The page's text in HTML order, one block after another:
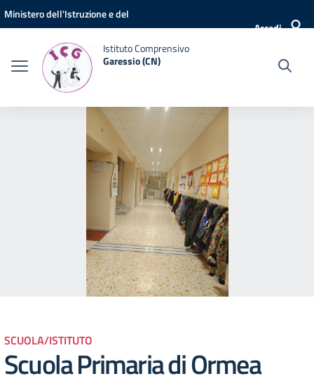
Vai ai contenuti
Vai al menu di navigazione
Vai al footer
Ministero dell'Istruzione e del
Accedi
Istituto Comprensivo
Garessio (CN)
SCUOLA/ISTITUTO
Scuola Primaria di Ormea